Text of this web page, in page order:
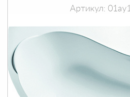
Артикул: